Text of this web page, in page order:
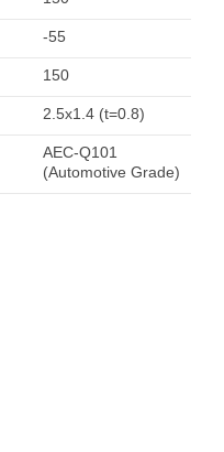
-55
150
2.5x1.4 (t=0.8)
AEC-Q101
(Automotive Grade)